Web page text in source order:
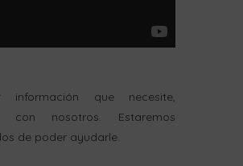
información que necesite,
con nosotros. Estaremos
de poder ayudarle.